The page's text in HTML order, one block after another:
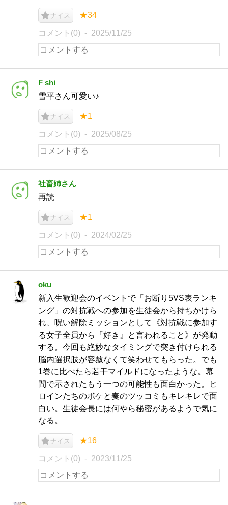
ナイス ★34
コメント(0) 2025/11/25
F shi
雪平さん可愛い♪
ナイス ★1
コメント(0) 2025/08/25
社畜姉さん
再読
ナイス ★1
コメント(0) 2024/02/25
oku
新入生歓迎会のイベントで「お断り5VS表ランキ
ング」の対抗戦への参加を生徒会から持ちかけら
れ、呪い解除ミッションとして《対抗戦に参加す
る女子全員から『好き』と言われること》が発動
する。今回も絶妙なタイミングで突き付けられる
脳内選択肢が容赦なくて笑わせてもらった。でも
1巻に比べたら若干マイルドになったような。幕
間で示されたもう一つの可能性も面白かった。ヒ
ロインたちのボケと奏のツッコミもキレキレで面
白い。生徒会長には何やら秘密があるようで気に
なる。
ナイス ★16
コメント(0) 2023/11/25